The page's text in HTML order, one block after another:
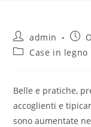
admin
Case in legno
Belle e pratiche,
accoglienti e
sono aumentate